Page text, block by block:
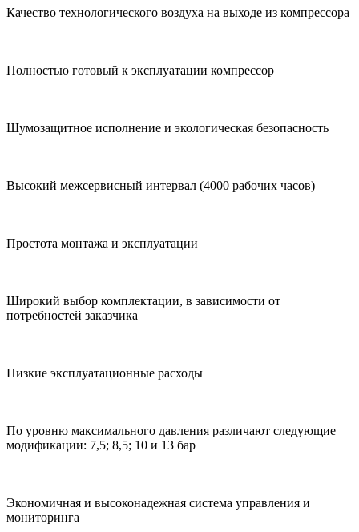
Качество технологического воздуха на выходе из компрессора
Полностью готовый к эксплуатации компрессор
Шумозащитное исполнение и экологическая безопасность
Высокий межсервисный интервал (4000 рабочих часов)
Простота монтажа и эксплуатации
Широкий выбор комплектации, в зависимости от
потребностей заказчика
Низкие эксплуатационные расходы
По уровню максимального давления различают следующие
модификации: 7,5; 8,5; 10 и 13 бар
Экономичная и высоконадежная система управления и
мониторинга